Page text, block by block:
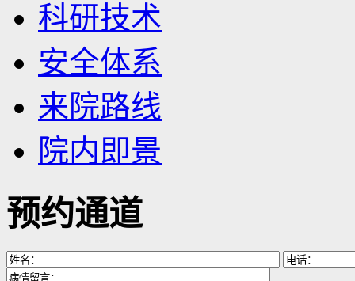
科研技术
安全体系
来院路线
院内即景
预约通道